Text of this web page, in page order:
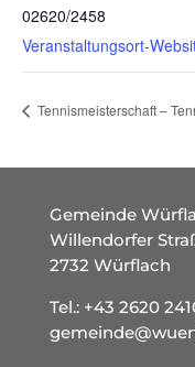
02620/2458
Veranstaltungsort-
Tennismeisterschaft –
Gemeinde
Willendorfer
2732 Würflach
Tel.: +43 2620